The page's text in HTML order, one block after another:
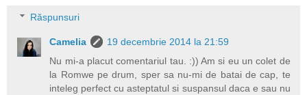
Răspunsuri
Camelia
19 decembrie 2014 la 21:59
Nu mi-a placut comentariul tau. :)) Am si eu un colet de
la Romwe pe drum, sper sa nu-mi de batai de cap, te
inteleg perfect cu asteptatul si suspansul daca e sau nu